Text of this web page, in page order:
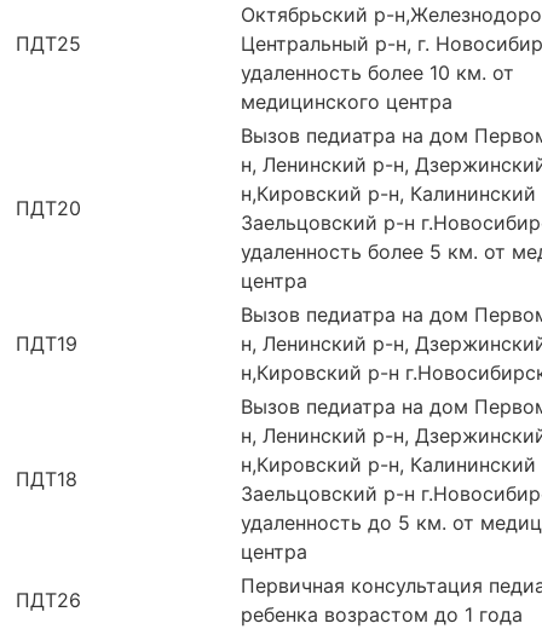
ПДТ25
Октябрьский р-
Центральный р-н, г.
удаленность более 10 км. от
медицинского центра
ПДТ20
Вызов педиатра на дом
н, Ленинский р-н,
н,Кировский р-н, Калининский
Заельцовский р-н
удаленность более 5 км. от
центра
ПДТ19
Вызов педиатра на дом
н, Ленинский р-н,
н,Кировский р-н
ПДТ18
Вызов педиатра на дом
н, Ленинский р-н,
н,Кировский р-н, Калининский
Заельцовский р-н
удаленность до 5 км. от
центра
ПДТ26
Первичная консультация
ребенка возрастом до 1 года